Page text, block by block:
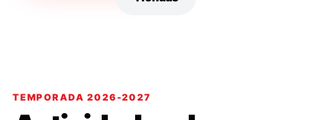
TEMPORADA 2026-2027